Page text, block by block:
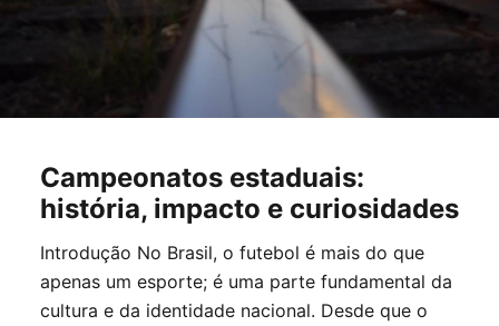
Campeonatos estaduais:
história, impacto e curiosidades
Introdução No Brasil, o futebol é mais do que
apenas um esporte; é uma parte fundamental da
cultura e da identidade nacional. Desde que o